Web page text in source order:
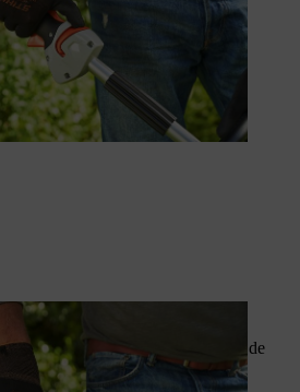
con el dedo índice y mantenla
batería se acelera y la herramienta de
está lista para su uso.